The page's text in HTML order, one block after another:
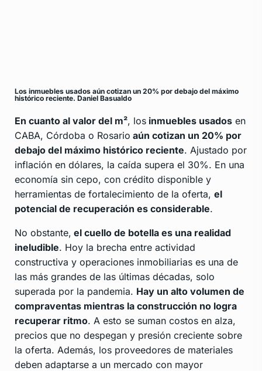
Los inmuebles usados aún cotizan un 20% por debajo del máximo
histórico reciente. Daniel Basualdo
En cuanto al valor del m², los inmuebles usados en
CABA, Córdoba o Rosario aún cotizan un 20% por
debajo del máximo histórico reciente. Ajustado por
inflación en dólares, la caída supera el 30%. En una
economía sin cepo, con crédito disponible y
herramientas de fortalecimiento de la oferta, el
potencial de recuperación es considerable.
No obstante, el cuello de botella es una realidad
ineludible. Hoy la brecha entre actividad
constructiva y operaciones inmobiliarias es una de
las más grandes de las últimas décadas, solo
superada por la pandemia. Hay un alto volumen de
compraventas mientras la construcción no logra
recuperar ritmo. A esto se suman costos en alza,
precios que no despegan y presión creciente sobre
la oferta. Además, los proveedores de materiales
deben adaptarse a un mercado con mayor